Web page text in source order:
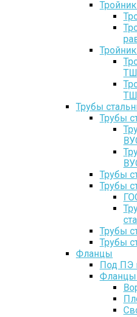
Трубы
Трубы
Трубы
Трубы
Трубы
Трубы
Фланцы
Под ПЭ
Фланцы